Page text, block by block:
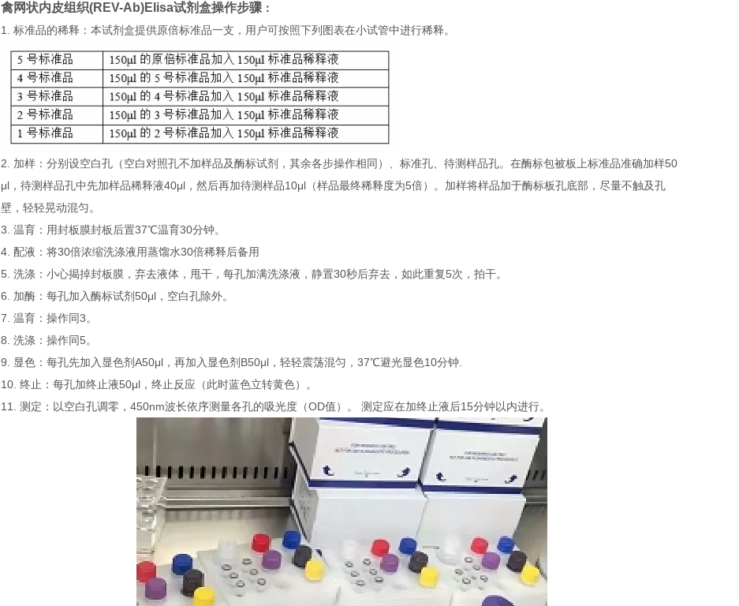
禽网状内皮组织(REV-Ab)Elisa试剂盒操作步骤 ：
1. 标准品的稀释：本试剂盒提供原倍标准品一支，用户可按照下列图表在小试管中进行稀释。
2. 加样：分别设空白孔（空白对照孔不加样品及酶标试剂，其余各步操作相同）、标准孔、待测样品孔。在酶标包被板上标准品准确加样50
μl，待测样品孔中先加样品稀释液40μl，然后再加待测样品10μl（样品最终稀释度为5倍）。加样将样品加于酶标板孔底部，尽量不触及孔
壁，轻轻晃动混匀。
3. 温育：用封板膜封板后置37℃温育30分钟。
4. 配液：将30倍浓缩洗涤液用蒸馏水30倍稀释后备用
5. 洗涤：小心揭掉封板膜，弃去液体，甩干，每孔加满洗涤液，静置30秒后弃去，如此重复5次，拍干。
6. 加酶：每孔加入酶标试剂50μl，空白孔除外。
7. 温育：操作同3。
8. 洗涤：操作同5。
9. 显色：每孔先加入显色剂A50μl，再加入显色剂B50μl，轻轻震荡混匀，37℃避光显色10分钟.
10. 终止：每孔加终止液50μl，终止反应（此时蓝色立转黄色）。
11. 测定：以空白孔调零，450nm波长依序测量各孔的吸光度（OD值）。 测定应在加终止液后15分钟以内进行。